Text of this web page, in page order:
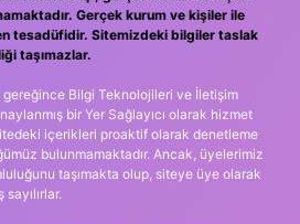
Gerçek kurum ve kişiler ile
tesadüfidir. Sitemizdeki bilgiler taslak
taşımazlar.
gereğince Bilgi Teknolojileri ve İletişim
bir Yer Sağlayıcı olarak hizmet
içerikleri proaktif olarak denetleme
bulunmamaktadır. Ancak, üyelerimiz
taşımakta olup, siteye üye olarak